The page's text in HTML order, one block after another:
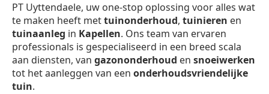
PT Uyttendaele, uw one-stop oplossing voor alles wat
te maken heeft mettuinonderhoud, tuinieren en
tuinaanleg in Kapellen. Ons team van ervaren
professionals is gespecialiseerd in een breed scala
aan diensten, van gazononderhoud en snoeiwerken
tot het aanleggen van een onderhoudsvriendelijke
tuin.